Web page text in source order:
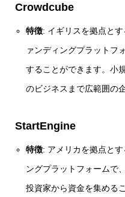
Crowdcube
特徴: イギリスを拠点と
ァンディングプラットフ
することができます。小
のビジネスまで広範囲の
StartEngine
特徴: アメリカを拠点と
ングプラットフォームで
投資家から資金を集める